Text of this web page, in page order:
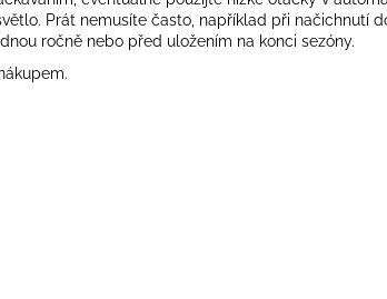
Prát nemusíte často, například při načichnutí
ročně nebo před uložením na konci sezóny.
.